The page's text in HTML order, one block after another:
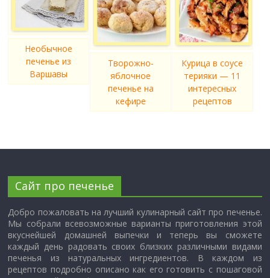
Необычное
печенье из
Варшавы
Творожно-
яблочное
печенье на
кефире
Курица в соусе
терияки — 11
интересных
рецептов
Сайт про печенье
Добро пожаловать на лучший кулинарный сайт про печенье.
Мы собрали всевозможные варианты приготовления этой
вкуснейшей домашней выпечки и теперь вы сможете
каждый день радовать своих близких различными видами
печенья из натуральных ингредиентов. В каждом из
рецептов подробно описано как его готовить с пошаговой